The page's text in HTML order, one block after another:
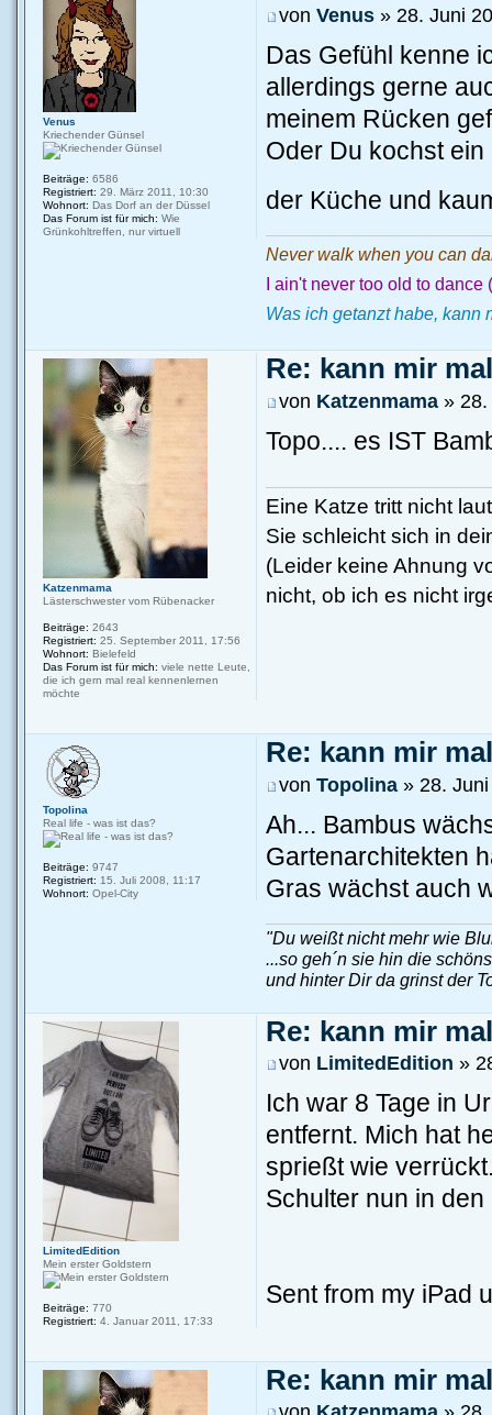
vonVenus » 28. Juni
Das Gefühl kenne
allerdings gerne
meinem Rücken
Oder Du kochst
der Küche und
Never walk when you can
I ain't never too old to dance
Was ich getanzt habe, kann
Venus
Kriechender Günsel
Beiträge: 6586
Registriert: 29. März 2011, 10:30
Wohnort: Das Dorf an der Düssel
Das Forum ist für mich: Wie
Grünkohltreffen, nur virtuell
Re: kann mir
von Katzenmama »
Topo.... es IST
Eine Katze tritt nicht
Sie schleicht sich in
(Leider keine Ahnung
nicht, ob ich es nicht
Katzenmama
Lästerschwester vom Rübenacker
Beiträge: 2643
Registriert: 25. September 2011, 17:56
Wohnort: Bielefeld
Das Forum ist für mich: viele nette Leute,
die ich gern mal real kennenlernen
möchte
Re: kann mir
vonTopolina » 28.
Ah... Bambus
Gartenarchitekten
Gras wächst auch
"Du weißt nicht mehr wie
...so geh´n sie hin die
und hinter Dir da grinst der
Topolina
Real life - was ist das?
Beiträge: 9747
Registriert: 15. Juli 2008, 11:17
Wohnort: Opel-City
Re: kann mir
von LimitedEdition »
Ich war 8 Tage in
entfernt. Mich hat
sprießt wie
Schulter nun in
Sent from my iPad
LimitedEdition
Mein erster Goldstern
Beiträge: 770
Registriert: 4. Januar 2011, 17:33
Re: kann mir